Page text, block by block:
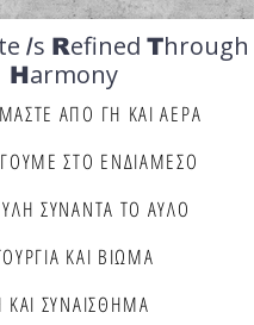
/s Refined Through
Harmony
ΑΠΟ ΓΗ ΚΑΙ ΑΕΡΑ
ΣΤΟ ΕΝΔΙΑΜΕΣΟ
ΣΥΝΑΝΤΑ ΤΟ ΑΥΛΟ
ΚΑΙ ΒΙΩΜΑ
ΚΑΙ ΣΥΝΑΙΣΘΗΜΑ